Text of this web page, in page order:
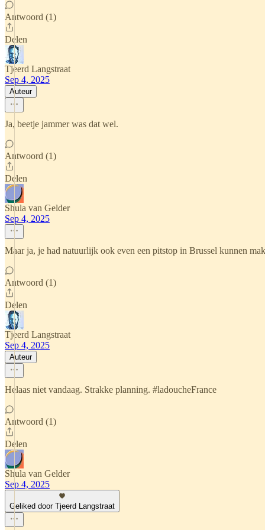
Antwoord (1)
Delen
Tjeerd Langstraat
Sep 4, 2025
Auteur
Ja, beetje jammer was dat wel.
Antwoord (1)
Delen
Shula van Gelder
Sep 4, 2025
Maar ja, je had natuurlijk ook even een pitstop in Brussel kunnen
Antwoord (1)
Delen
Tjeerd Langstraat
Sep 4, 2025
Auteur
Helaas niet vandaag. Strakke planning. #ladoucheFrance
Antwoord (1)
Delen
Shula van Gelder
Sep 4, 2025
Geliked door Tjeerd Langstraat